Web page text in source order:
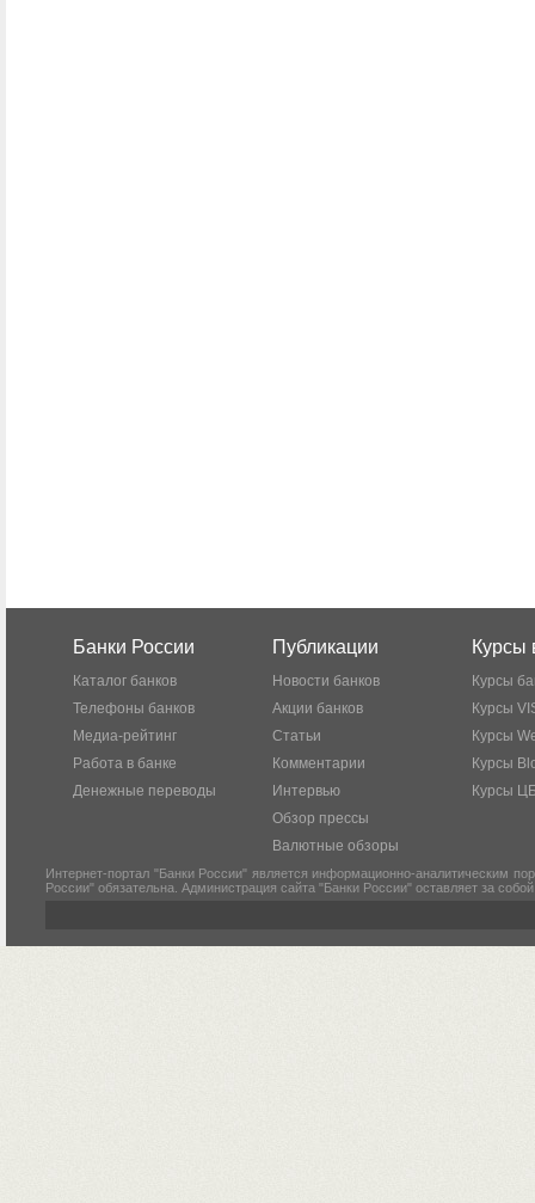
Банки России
Каталог банков
Телефоны банков
Медиа-рейтинг
Работа в банке
Денежные переводы
Публикации
Новости банков
Акции банков
Статьи
Комментарии
Интервью
Обзор прессы
Валютные обзоры
Курсы
Курсы
Курсы
Курсы
Курсы
Курсы
Интернет-портал "Банки России" является информационно-аналитическим
России" обязательна. Администрация сайта "Банки России" оставляет за